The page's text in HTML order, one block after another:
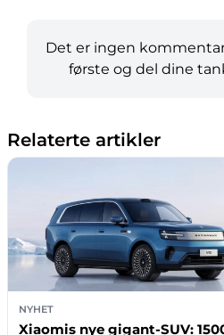
Det er ingen
første og del dine
Relaterte artikler
NYHET
Xiaomis nye gigant-SUV: